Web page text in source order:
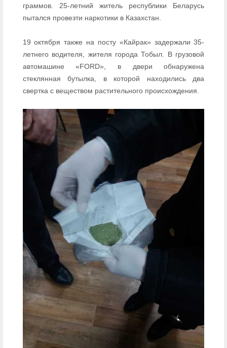
граммов. 25-летний житель республики Беларусь
пытался провезти наркотики в Казахстан.
19 октября также на посту «Кайрак» задержали 35-
летнего водителя, жителя города Тобыл. В грузовой
автомашине «FORD», в двери обнаружена
стеклянная бутылка, в которой находились два
свертка с веществом растительного происхождения.